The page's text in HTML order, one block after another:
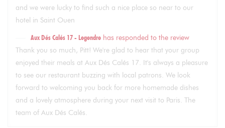
and we were lucky to find such a nice place so near to our
hotel in Saint Ouen
Aux Dés Calés 17 - Legendre has responded to the review
Thank you so much, Pitt! We're glad to hear that your group
enjoyed their meals at Aux Dés Calés 17. It's always a pleasure
to see our restaurant buzzing with local patrons. We look
forward to welcoming you back for more homemade dishes
and a lovely atmosphere during your next visit to Paris. The
team of Aux Dés Calés.